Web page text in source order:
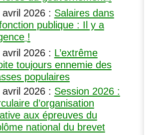
avril 2026: Salaires dans
publique : Il y a
!
avril 2026: L’extrême
toujours ennemie des
populaires
avril 2026: Session 2026 :
d’organisation
aux épreuves du
national du brevet